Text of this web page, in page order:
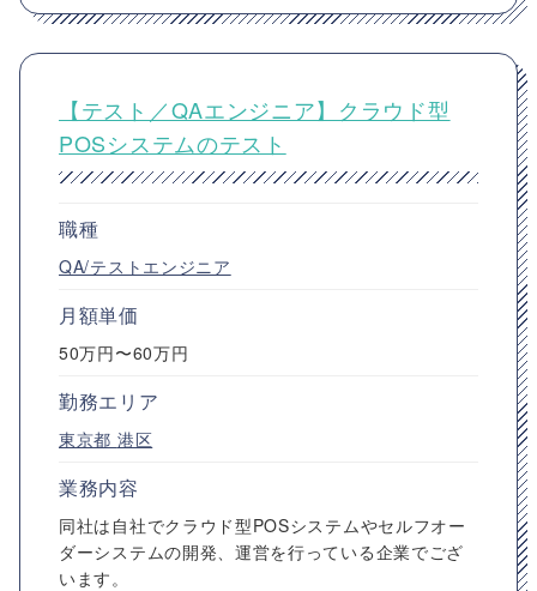
【テスト／QAエンジニア】クラウド型
POSシステムのテスト
職種
QA/テストエンジニア
月額単価
50万円〜60万円
勤務エリア
東京都 港区
業務内容
同社は自社でクラウド型POSシステムやセルフオー
ダーシステムの開発、運営を行っている企業でござ
います。